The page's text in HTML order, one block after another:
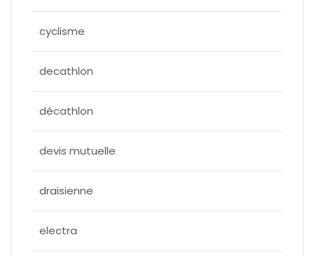
cyclisme
decathlon
décathlon
devis mutuelle
draisienne
electra